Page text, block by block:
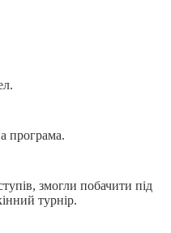
програма.
змогли побачити під
турнір.